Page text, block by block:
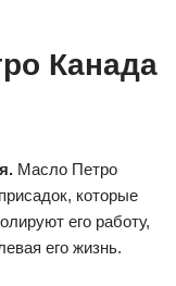
Канада
Масло Петро
которые
его работу,
его жизнь.